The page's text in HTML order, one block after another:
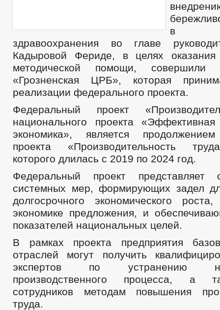
в
здравоохранения во главе
Кадыровой Фериде, в целях оказания
методической помощи,
«Грозненская ЦРБ», которая
реализации федерального проекта.
Федеральный проект
национального проекта
экономика», является продолжением
проекта «Производительность
которого длилась с 2019 по 2024 год.
Федеральный проект представляет
системных мер, формирующих задел
долгосрочного экономического
экономике предложения, и
показателей национальных целей.
В рамках проекта предприятия
отраслей могут получить
экспертов по устранению
производственного процесса, а
сотрудников методам повышения
труда.